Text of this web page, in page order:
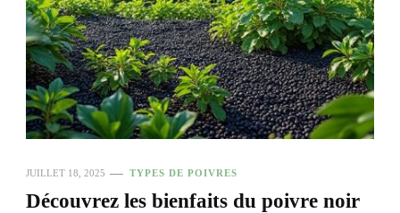
JUILLET 18, 2025 TYPES DE POIVRES
Découvrez les bienfaits du poivre noir